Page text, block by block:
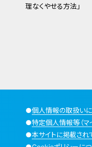
理なくやせる方法」
●個人情報の取扱いに
●特定個人情報等（マ
●本サイトに掲載され